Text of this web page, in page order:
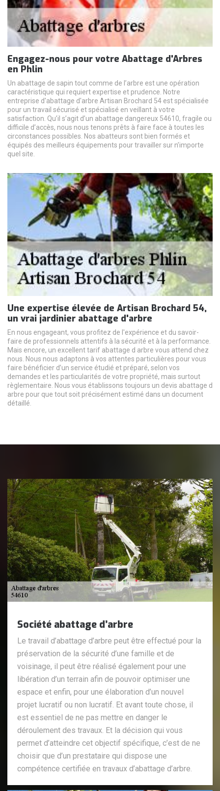
Engagez-nous pour votre Abattage d'Arbres
en Phlin
Un abattage de sapin tout comme de l’arbre est une opération
caractéristique qui requiert expertise et prudence. Notre
entreprise d'abattage d'arbre Artisan Brochard 54 est spécialisée
pour un travail sécurisé et spécialisé en veillant à votre
satisfaction. Qu’il s’agit d’un abattage dangereux 54610, fragile ou
difficile d’accès, nous nous tenons prêts à faire face à toutes les
circonstances possibles. Nos abatteurs sont bien formés et
équipés des meilleurs équipements pour travailler sur n’importe
quel site.
Une expertise élevée de Artisan Brochard 54,
un vrai jardinier abattage d'arbre
En nous engageant, vous profitez de l'expérience et du savoir-
faire de professionnels attentifs à la sécurité et à la performance.
Mais encore, un excellent tarif abattage d arbre vous attend chez
nous. Nous nous adaptons à vos attentes particulières pour vous
faire bénéficier d’un service étudié et préparé, selon vos
demandes et les particularités de votre propriété, mais surtout
règlementaire. Nous vous établissons toujours un devis abattage d
arbre pour que tout soit précisément estimé dans un document
détaillé.
Société abattage d’arbre
Le travail d’abattage d’arbre peut être effectué pour la
préservation de la sécurité d’une famille et de
voisinage, il peut être réalisé également pour une
libération d’un terrain afin de pouvoir optimiser une
espace et enfin, pour une élaboration d’un nouvel
projet lucratif ou non lucratif. Et avant toute chose, il
est essentiel de ne pas mettre en danger le
déroulement des travaux. Et la décision qui vous
permet d’atteindre cet objectif spécifique, c’est de ne
choisir que d’un prestataire qui dispose une
compétence certifiée en travaux d’abattage d’arbre.